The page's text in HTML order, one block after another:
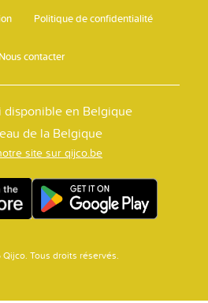
Politique de confidentialité
Nous contacter
disponible en Belgique
site sur qijco.be
Tous droits réservés.